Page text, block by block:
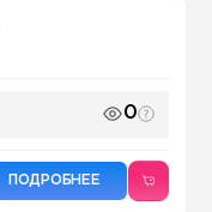
0
ПОДРОБНЕЕ